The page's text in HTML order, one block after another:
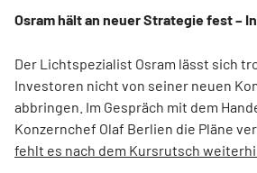
Osram hält an neuer Strategie fest –
Der Lichtspezialist Osram lässt sich
Investoren nicht von seiner neuen
abbringen. Im Gespräch mit dem
Konzernchef Olaf Berlien die Pläne
fehlt es nach dem Kursrutsch